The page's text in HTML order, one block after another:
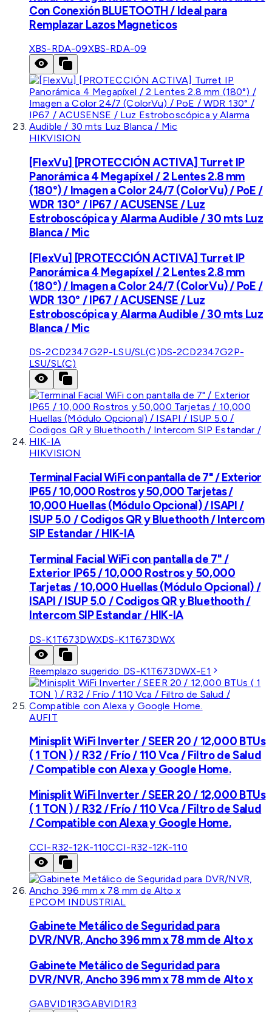
Con Conexión BLUETOOTH / Ideal para
Remplazar Lazos Magneticos
XBS-RDA-09XBS-RDA-09
HIKVISION
[FlexVu] [PROTECCIÓN ACTIVA] Turret IP
Panorámica 4 Megapíxel / 2 Lentes 2.8 mm
(180°) / Imagen a Color 24/7 (ColorVu) / PoE /
WDR 130° / IP67 / ACUSENSE / Luz
Estroboscópica y Alarma Audible / 30 mts Luz
Blanca / Mic
[FlexVu] [PROTECCIÓN ACTIVA] Turret IP
Panorámica 4 Megapíxel / 2 Lentes 2.8 mm
(180°) / Imagen a Color 24/7 (ColorVu) / PoE /
WDR 130° / IP67 / ACUSENSE / Luz
Estroboscópica y Alarma Audible / 30 mts Luz
Blanca / Mic
DS-2CD2347G2P-LSU/SL(C)DS-2CD2347G2P-
LSU/SL(C)
HIKVISION
Terminal Facial WiFi con pantalla de 7" / Exterior
IP65 / 10,000 Rostros y 50,000 Tarjetas /
10,000 Huellas (Módulo Opcional) / ISAPI /
ISUP 5.0 / Codigos QR y Bluethooth / Intercom
SIP Estandar / HIK-IA
Terminal Facial WiFi con pantalla de 7" /
Exterior IP65 / 10,000 Rostros y 50,000
Tarjetas / 10,000 Huellas (Módulo Opcional) /
ISAPI / ISUP 5.0 / Codigos QR y Bluethooth /
Intercom SIP Estandar / HIK-IA
DS-K1T673DWXDS-K1T673DWX
Reemplazo sugerido: DS-K1T673DWX-E1
AUFIT
Minisplit WiFi Inverter / SEER 20 / 12,000 BTUs
( 1 TON ) / R32 / Frío / 110 Vca / Filtro de Salud
/ Compatible con Alexa y Google Home.
Minisplit WiFi Inverter / SEER 20 / 12,000 BTUs
( 1 TON ) / R32 / Frío / 110 Vca / Filtro de Salud
/ Compatible con Alexa y Google Home.
CCI-R32-12K-110CCI-R32-12K-110
EPCOM INDUSTRIAL
Gabinete Metálico de Seguridad para
DVR/NVR, Ancho 396 mm x 78 mm de Alto x
Gabinete Metálico de Seguridad para
DVR/NVR, Ancho 396 mm x 78 mm de Alto x
GABVID1R3GABVID1R3